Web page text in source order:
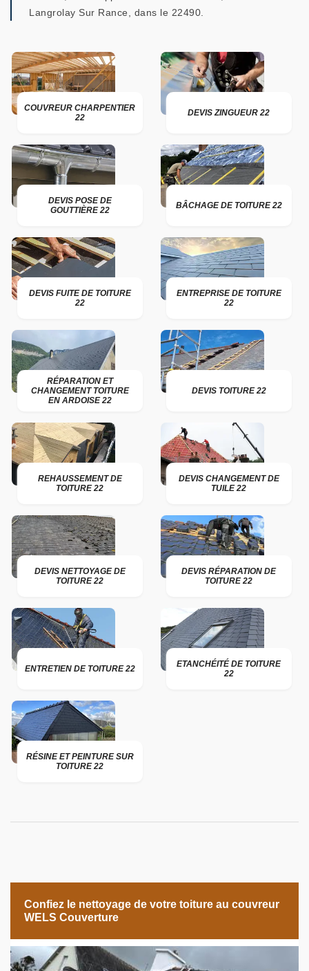
Langrolay Sur Rance, dans le 22490.
COUVREUR CHARPENTIER
22
DEVIS ZINGUEUR 22
DEVIS POSE DE
GOUTTIÈRE 22
BÂCHAGE DE TOITURE 22
DEVIS FUITE DE TOITURE
22
ENTREPRISE DE TOITURE
22
RÉPARATION ET
CHANGEMENT TOITURE
EN ARDOISE 22
DEVIS TOITURE 22
REHAUSSEMENT DE
TOITURE 22
DEVIS CHANGEMENT DE
TUILE 22
DEVIS NETTOYAGE DE
TOITURE 22
DEVIS RÉPARATION DE
TOITURE 22
ENTRETIEN DE TOITURE 22
ETANCHÉITÉ DE TOITURE
22
RÉSINE ET PEINTURE SUR
TOITURE 22
Confiez le nettoyage de votre toiture au couvreur
WELS Couverture